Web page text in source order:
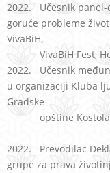
2022. Učesnik panel-
goruće probleme
VivaBiH,
VivaBiH Fest,
2022. Učesnik
u organizaciji Kluba
Gradske
opštine
2022.
Prevodilac
grupe za prava